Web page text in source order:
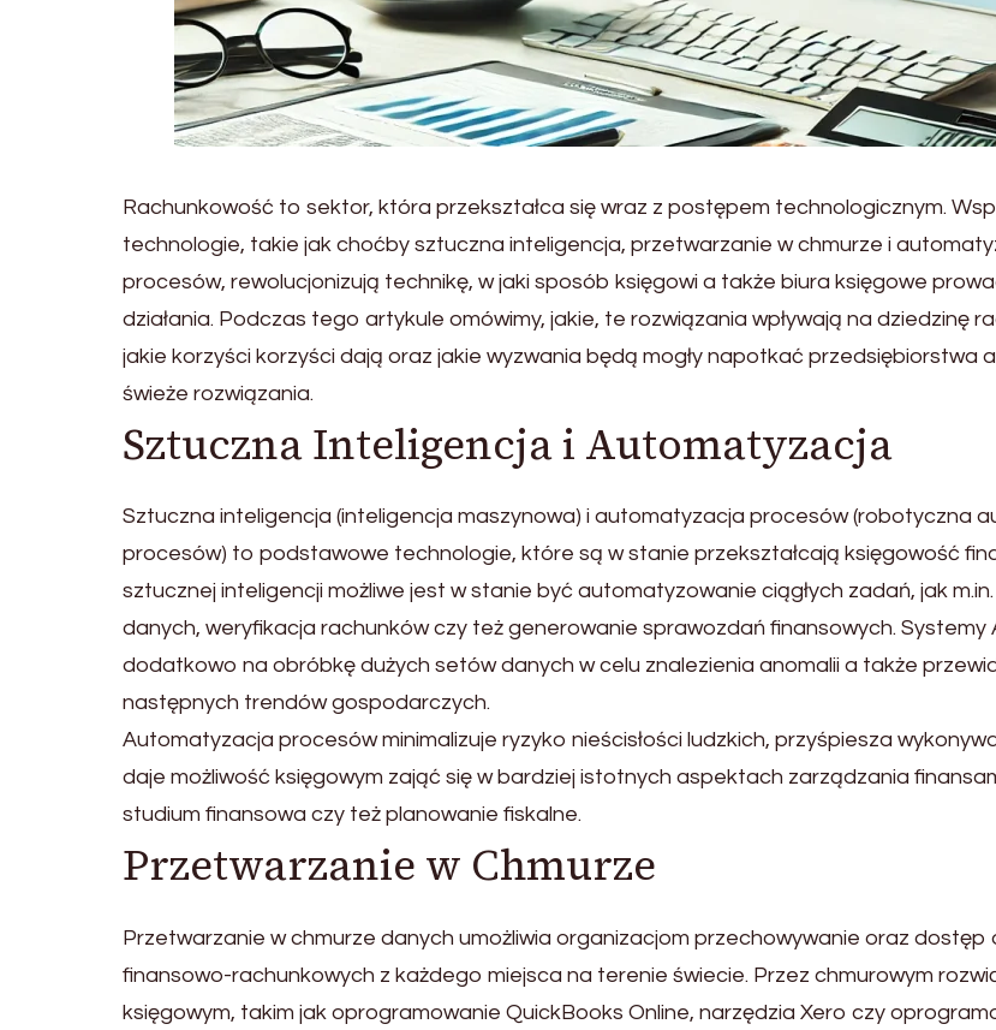
Rachunkowość to sektor, która przekształca się wraz z postępem technologicznym.
technologie, takie jak choćby sztuczna inteligencja, przetwarzanie w chmurze i
procesów, rewolucjonizują technikę, w jaki sposób księgowi a także biura księgowe
działania. Podczas tego artykule omówimy, jakie, te rozwiązania wpływają na dziedzinę
jakie korzyści korzyści dają oraz jakie wyzwania będą mogły napotkać przedsiębiorstwa
świeże rozwiązania.
Sztuczna Inteligencja i Automatyzacja
Sztuczna inteligencja (inteligencja maszynowa) i automatyzacja procesów (robotyczna
procesów) to podstawowe technologie, które są w stanie przekształcają księgowość
sztucznej inteligencji możliwe jest w stanie być automatyzowanie ciągłych zadań, jak
danych, weryfikacja rachunków czy też generowanie sprawozdań finansowych. Systemy
dodatkowo na obróbkę dużych setów danych w celu znalezienia anomalii a także
następnych trendów gospodarczych.
Automatyzacja procesów minimalizuje ryzyko nieścisłości ludzkich, przyśpiesza
daje możliwość księgowym zająć się w bardziej istotnych aspektach zarządzania
studium finansowa czy też planowanie fiskalne.
Przetwarzanie w Chmurze
Przetwarzanie w chmurze danych umożliwia organizacjom przechowywanie oraz dostęp
finansowo-rachunkowych z każdego miejsca na terenie świecie. Przez chmurowym
księgowym, takim jak oprogramowanie QuickBooks Online, narzędzia Xero czy